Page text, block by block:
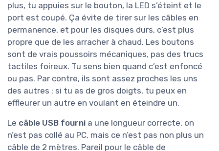
plus, tu appuies sur le bouton, la LED s’éteint et le
port est coupé. Ça évite de tirer sur les câbles en
permanence, et pour les disques durs, c’est plus
propre que de les arracher à chaud. Les boutons
sont de vrais poussoirs mécaniques, pas des trucs
tactiles foireux. Tu sens bien quand c’est enfoncé
ou pas. Par contre, ils sont assez proches les uns
des autres : si tu as de gros doigts, tu peux en
effleurer un autre en voulant en éteindre un.
Le câble USB fourni a une longueur correcte, on
n’est pas collé au PC, mais ce n’est pas non plus un
câble de 2 mètres. Pareil pour le câble de